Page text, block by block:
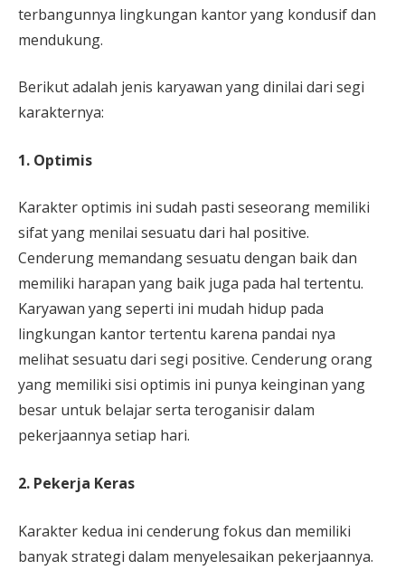
terbangunnya lingkungan kantor yang kondusif dan
mendukung.
Berikut adalah jenis karyawan yang dinilai dari segi
karakternya:
1. Optimis
Karakter optimis ini sudah pasti seseorang memiliki
sifat yang menilai sesuatu dari hal positive.
Cenderung memandang sesuatu dengan baik dan
memiliki harapan yang baik juga pada hal tertentu.
Karyawan yang seperti ini mudah hidup pada
lingkungan kantor tertentu karena pandai nya
melihat sesuatu dari segi positive. Cenderung orang
yang memiliki sisi optimis ini punya keinginan yang
besar untuk belajar serta teroganisir dalam
pekerjaannya setiap hari.
2. Pekerja Keras
Karakter kedua ini cenderung fokus dan memiliki
banyak strategi dalam menyelesaikan pekerjaannya.